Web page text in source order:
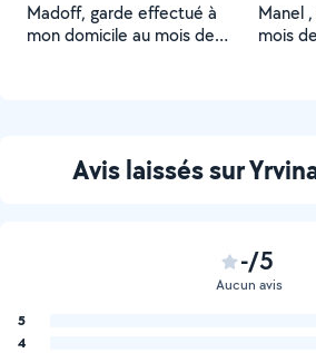
Madoff, garde effectué à
mon domicile au mois de
Manel
mois
Avis laissés sur
-/5
Aucun avis
5
4